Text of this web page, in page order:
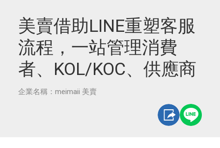
美賣借助LINE重塑客服
流程，一站管理消費
者、KOL/KOC、供應商
企業名稱：meimaii 美賣